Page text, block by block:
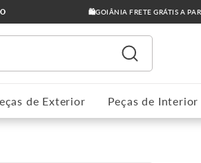
🛍️GOIÂNIA FRETE GRÁTIS A
de Exterior Peças de Interior